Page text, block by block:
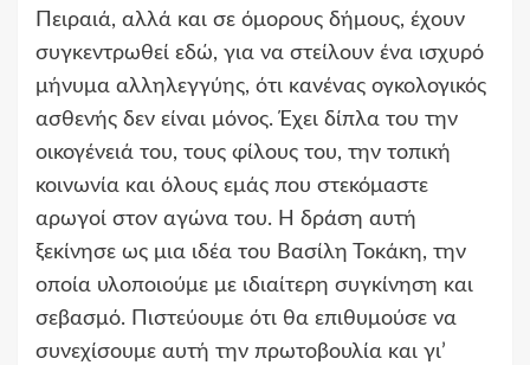
Πειραιά, αλλά και σε όμορους δήμους, έχουν
συγκεντρωθεί εδώ, για να στείλουν ένα ισχυρό
μήνυμα αλληλεγγύης, ότι κανένας ογκολογικός
ασθενής δεν είναι μόνος. Έχει δίπλα του την
οικογένειά του, τους φίλους του, την τοπική
κοινωνία και όλους εμάς που στεκόμαστε
αρωγοί στον αγώνα του. Η δράση αυτή
ξεκίνησε ως μια ιδέα του Βασίλη Τοκάκη, την
οποία υλοποιούμε με ιδιαίτερη συγκίνηση και
σεβασμό. Πιστεύουμε ότι θα επιθυμούσε να
συνεχίσουμε αυτή την πρωτοβουλία και γι’